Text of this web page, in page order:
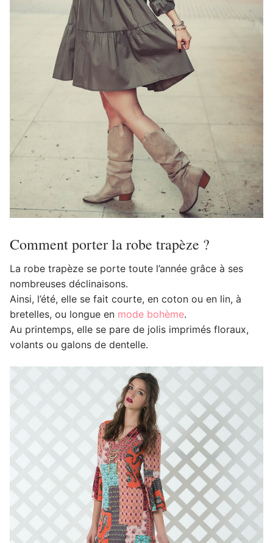
Comment porter la robe trapèze ?
La robe trapèze se porte toute l’année grâce à ses
nombreuses déclinaisons.
Ainsi, l’été, elle se fait courte, en coton ou en lin, à
bretelles, ou longue en mode bohème.
Au printemps, elle se pare de jolis imprimés floraux,
volants ou galons de dentelle.